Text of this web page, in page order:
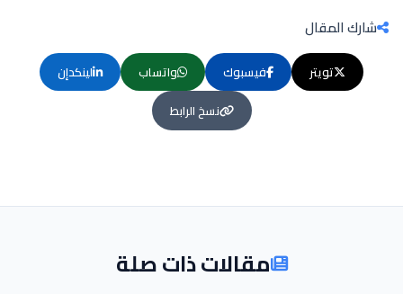
شارك المقال
تويتر فيسبوك واتساب
لينكدإن
نسخ الرابط
مقالات ذات صلة